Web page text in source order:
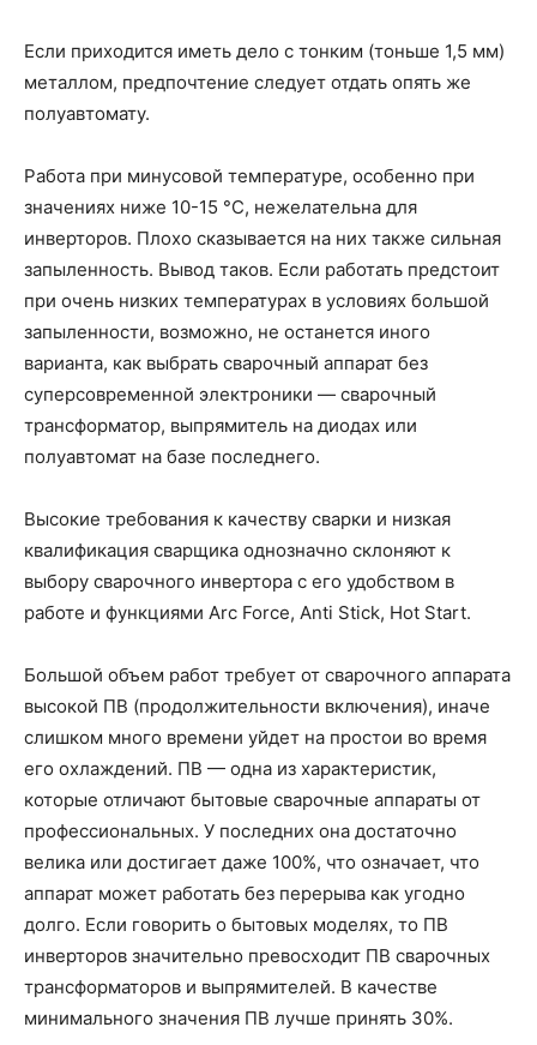
Если приходится иметь дело с тонким (тоньше 1,5 мм)
металлом, предпочтение следует отдать опять же
полуавтомату.
Работа при минусовой температуре, особенно при
значениях ниже 10-15 °C, нежелательна для
инверторов. Плохо сказывается на них также сильная
запыленность. Вывод таков. Если работать предстоит
при очень низких температурах в условиях большой
запыленности, возможно, не останется иного
варианта, как выбрать сварочный аппарат без
суперсовременной электроники — сварочный
трансформатор, выпрямитель на диодах или
полуавтомат на базе последнего.
Высокие требования к качеству сварки и низкая
квалификация сварщика однозначно склоняют к
выбору сварочного инвертора с его удобством в
работе и функциями Arc Force, Anti Stick, Hot Start.
Большой объем работ требует от сварочного аппарата
высокой ПВ (продолжительности включения), иначе
слишком много времени уйдет на простои во время
его охлаждений. ПВ — одна из характеристик,
которые отличают бытовые сварочные аппараты от
профессиональных. У последних она достаточно
велика или достигает даже 100%, что означает, что
аппарат может работать без перерыва как угодно
долго. Если говорить о бытовых моделях, то ПВ
инверторов значительно превосходит ПВ сварочных
трансформаторов и выпрямителей. В качестве
минимального значения ПВ лучше принять 30%.